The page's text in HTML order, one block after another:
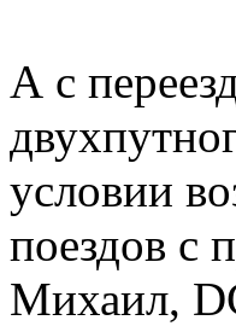
А с
условии
поездов с
Михаил,